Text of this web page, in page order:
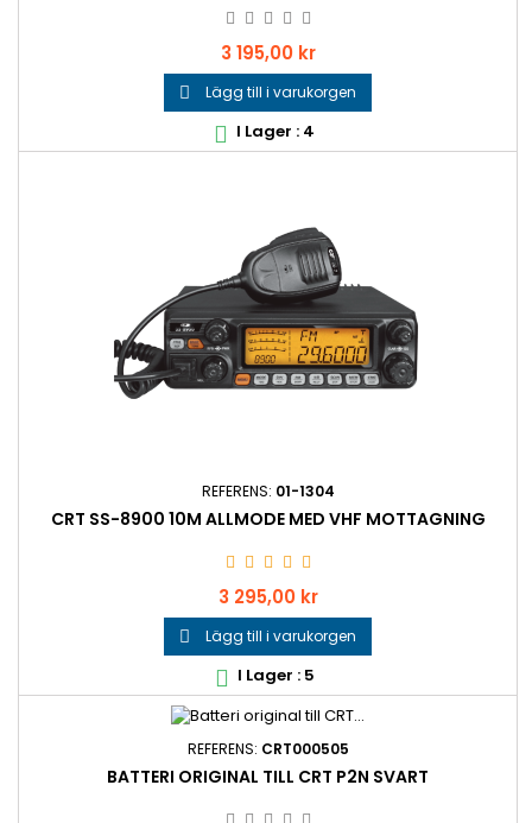
Pris
3 195,00 kr
 Lägg till i varukorgen
 I Lager : 4
REFERENS: 01-1304
CRT SS-8900 10M ALLMODE MED VHF MOTTAGNING
Pris
3 295,00 kr
 Lägg till i varukorgen
 I Lager : 5
REFERENS: CRT000505
BATTERI ORIGINAL TILL CRT P2N SVART